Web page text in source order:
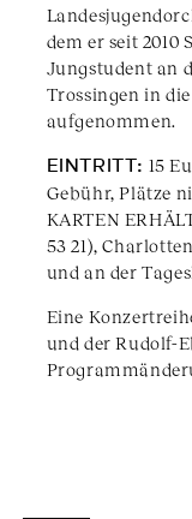
dem er seit 2010
Jungstudent an
Trossingen in
aufgenommen.
EINTRITT: 15
Gebühr, Plätze
KARTEN
53 21),
und an der
Eine
und der Rudolf-